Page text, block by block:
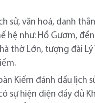
sử, văn hoá, danh
hệ như: Hồ Gươm,
thờ Lớn, tượng đài
Kiếm đánh dấu lịch
sự hiện diện đầy đủ